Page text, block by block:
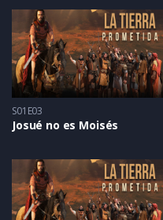
S01E03
Josué no es Moisés